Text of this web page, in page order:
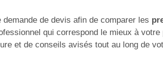
de devis afin de comparer les
qui correspond le mieux à
et de conseils avisés tout au long de